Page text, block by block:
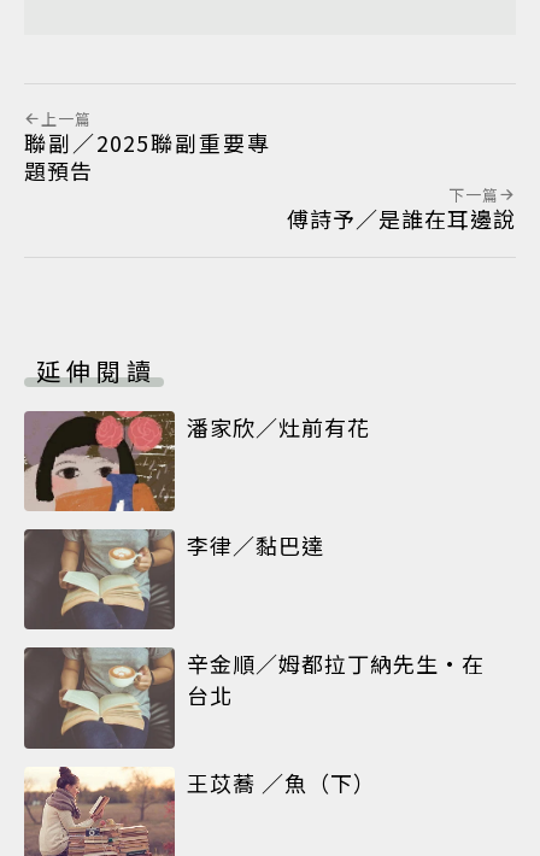
上一篇
聯副／2025聯副重要專
題預告
下一篇
傅詩予／是誰在耳邊說
延伸閱讀
潘家欣／灶前有花
李律／黏巴達
辛金順／姆都拉丁納先生•在
台北
王苡蕎 ／魚（下）